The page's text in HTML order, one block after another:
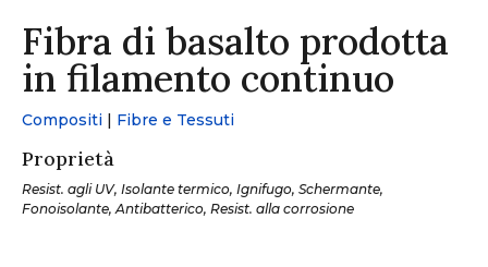
Fibra di basalto prodotta
in filamento continuo
Compositi | Fibre e Tessuti
Proprietà
Resist. agli UV, Isolante termico, Ignifugo, Schermante,
Fonoisolante, Antibatterico, Resist. alla corrosione